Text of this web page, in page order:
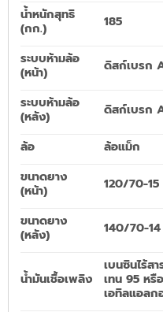
น้ำหนักสุทธิ
(กก.)
185
ระบบห้ามล้อ
(หน้า)
ดิสก์เบรก
ระบบห้ามล้อ
(หลัง)
ดิสก์เบรก
ล้อ
ล้อแม็ก
ขนาดยาง
(หน้า)
120/70-
ขนาดยาง
(หลัง)
140/70-
น้ำมันเชื้อเพลิง
เบนซินไร้ส
เทน 95 หรื
เอทิลแอลก